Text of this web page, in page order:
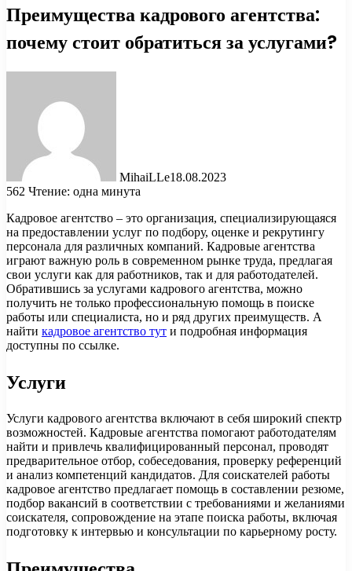
Преимущества кадрового агентства:
почему стоит обратиться за услугами?
MihaiLLe18.08.2023
562 Чтение: одна минута
Кадровое агентство – это организация, специализирующаяся
на предоставлении услуг по подбору, оценке и рекрутингу
персонала для различных компаний. Кадровые агентства
играют важную роль в современном рынке труда, предлагая
свои услуги как для работников, так и для работодателей.
Обратившись за услугами кадрового агентства, можно
получить не только профессиональную помощь в поиске
работы или специалиста, но и ряд других преимуществ. А
найти кадровое агентство тут и подробная информация
доступны по ссылке.
Услуги
Услуги кадрового агентства включают в себя широкий спектр
возможностей. Кадровые агентства помогают работодателям
найти и привлечь квалифицированный персонал, проводят
предварительное отбор, собеседования, проверку референций
и анализ компетенций кандидатов. Для соискателей работы
кадровое агентство предлагает помощь в составлении резюме,
подбор вакансий в соответствии с требованиями и желаниями
соискателя, сопровождение на этапе поиска работы, включая
подготовку к интервью и консультации по карьерному росту.